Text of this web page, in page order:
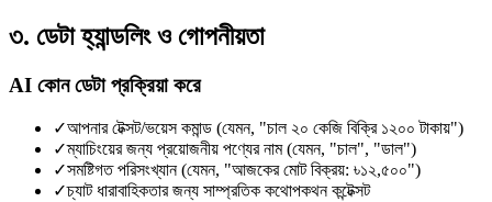
৩. ডেটা হ্যান্ডলিং ও গোপনীয়তা
AI কোন ডেটা প্রক্রিয়া করে
✓আপনার টেক্সট/ভয়েস কমান্ড (যেমন, "চাল ২০ কেজি বিক্রি ১২০০ টাকায়")
✓ম্যাচিংয়ের জন্য প্রয়োজনীয় পণ্যের নাম (যেমন, "চাল", "ডাল")
✓সমষ্টিগত পরিসংখ্যান (যেমন, "আজকের মোট বিক্রয়: ৳১২,৫০০")
✓চ্যাট ধারাবাহিকতার জন্য সাম্প্রতিক কথোপকথন কন্টেক্সট